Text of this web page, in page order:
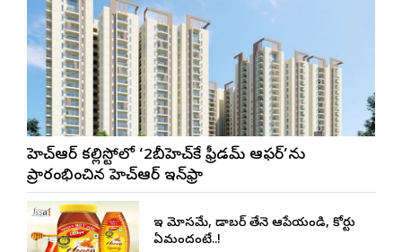
జీహెచ్ఆర్ కల్లిస్టోలో ‘2బీహెచ్‌కే ఫ్రీడమ్ ఆఫర్’ను
ప్రారంభించిన జీహెచ్ఆర్ ఇన్‌ఫ్రా
ఇది మోసమే, డాబర్‌ తేనె ఆపేయండి, కోర్టు
ఏమందంటే..!